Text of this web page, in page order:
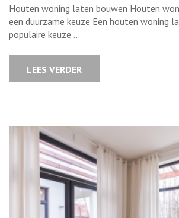
Houten woning laten bouwen Houten
een duurzame keuze Een houten woning
populaire keuze …
LEES VERDER